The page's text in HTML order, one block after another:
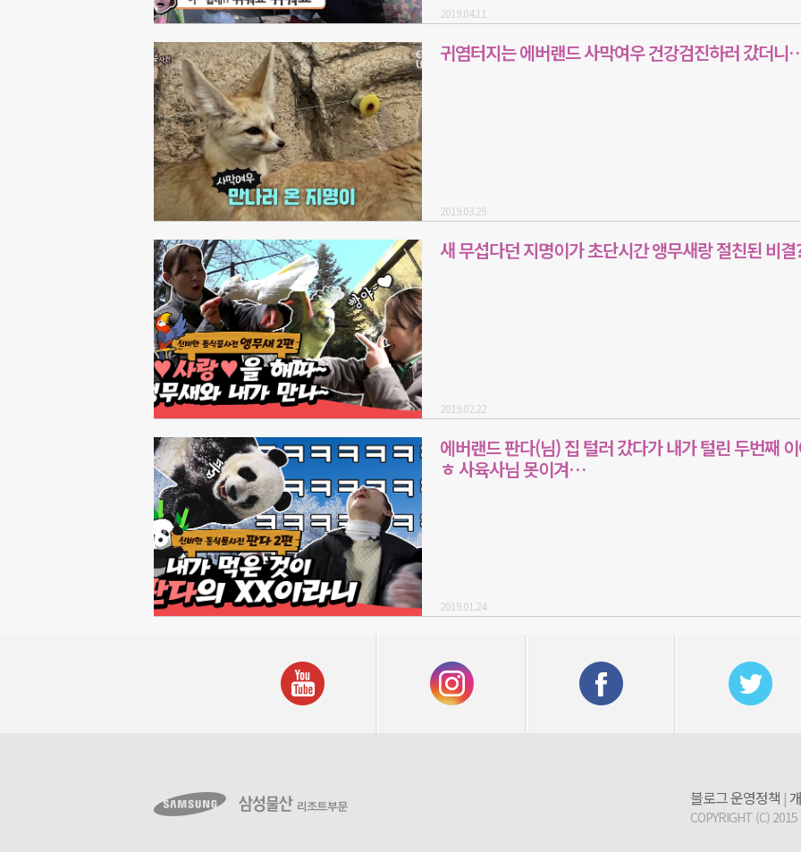
2019.04.11
귀염터지는 에버랜드 사막여우 건강검진하러 갔더
2019.03.29
새 무섭다던 지명이가 초단시간 앵무새랑 절친된 비
2019.02.22
에버랜드 판다(님) 집 털러 갔다가 내가 털린 두번째
ㅎ 사육사님 못이겨…
2019.01.24
블로그 운영정책 |
COPYRIGHT (C)